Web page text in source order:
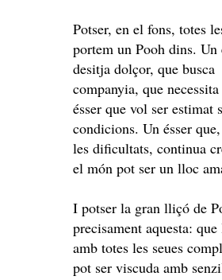
Potser, en el fons, totes
portem un Pooh dins. Un
desitja dolçor, que busca
companyia, que
ésser que vol ser estimat
condicions. Un ésser
les dificultats, continua
el món pot ser un lloc
I potser la gran lliçó de
precisament aquesta:
amb totes les seues
pot ser viscuda amb